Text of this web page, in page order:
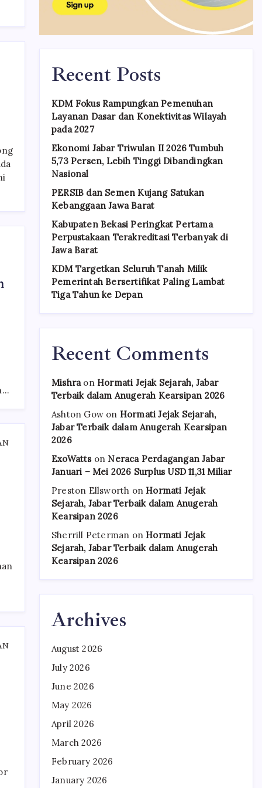
Recent Posts
KDM Fokus Rampungkan Pemenuhan
Layanan Dasar dan Konektivitas Wilayah
pada 2027
Ekonomi Jabar Triwulan II 2026 Tumbuh
5,73 Persen, Lebih Tinggi Dibandingkan
Nasional
PERSIB dan Semen Kujang Satukan
Kebanggaan Jawa Barat
Kabupaten Bekasi Peringkat Pertama
Perpustakaan Terakreditasi Terbanyak di
Jawa Barat
KDM Targetkan Seluruh Tanah Milik
Pemerintah Bersertifikat Paling Lambat
Tiga Tahun ke Depan
Recent Comments
Mishraon Hormati Jejak Sejarah, Jabar
Terbaik dalam Anugerah Kearsipan 2026
Ashton Gow on Hormati Jejak Sejarah,
Jabar Terbaik dalam Anugerah Kearsipan
2026
ExoWattson Neraca Perdagangan Jabar
Januari – Mei 2026 Surplus USD 11,31 Miliar
Preston Ellsworth on Hormati Jejak
Sejarah, Jabar Terbaik dalam Anugerah
Kearsipan 2026
Sherrill Peterman on Hormati Jejak
Sejarah, Jabar Terbaik dalam Anugerah
Kearsipan 2026
Archives
August 2026
July 2026
June 2026
May 2026
April 2026
March 2026
February 2026
January 2026